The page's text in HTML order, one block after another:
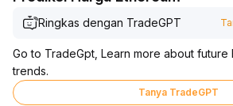
Ringkas dengan TradeGPT
Go to TradeGpt, Learn more about future
trends.
Tanya TradeGPT